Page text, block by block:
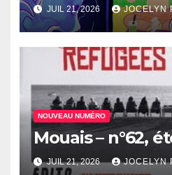
JUIL 21, 2026 JOCELYN
NOUVEAU NUMÉRO
Mouais – n°62,
JUIL 21, 2026 JOCELYN